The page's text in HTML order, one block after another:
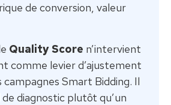
de conversion, valeur
Quality Score n’intervient
comme levier d’ajustement
campagnes Smart Bidding. Il
diagnostic plutôt qu’un